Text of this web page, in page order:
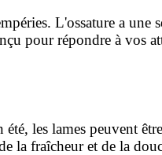
L'ossature a
pour répondre à vos
les lames peuvent
la fraîcheur et de la